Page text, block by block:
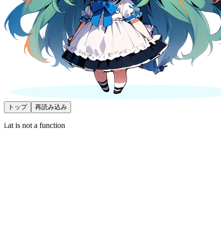
トップ 再読み込み
i.at is not a function